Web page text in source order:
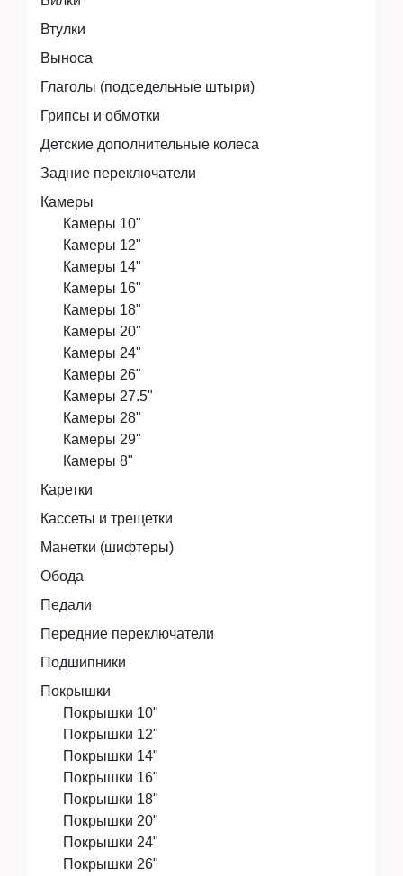
Запчасти
Мототехника
Мототехника
Втулки
Выноса
Глаголы (подседельные штыри)
Грипсы и обмотки
Детские дополнительные колеса
Задние переключатели
Камеры
Камеры 10"
Камеры 12"
Камеры 14"
Камеры 16"
Камеры 18"
Камеры 20"
Камеры 24"
Камеры 26"
Камеры 27.5"
Камеры 28"
Камеры 29"
Камеры 8"
Каретки
Кассеты и трещетки
Манетки (шифтеры)
Обода
Педали
Передние переключатели
Подшипники
Покрышки
Покрышки 10"
Покрышки 12"
Покрышки 14"
Покрышки 16"
Покрышки 18"
Покрышки 20"
Покрышки 24"
Покрышки 26"